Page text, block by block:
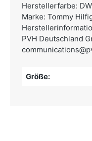
Herstellerfarbe:
Marke: Tommy
PVH Deutschland
Größe: